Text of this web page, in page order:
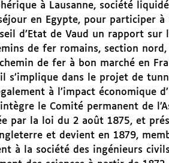
à Lausanne, société
en Egypte, pour participer à
d’Etat de Vaud un rapport sur
de fer romains, section nord,
de fer à bon marché en
s’implique dans le projet de
à l’impact économique
le Comité permanent de
par la loi du 2 août 1875, et
et devient en 1879,
à la société des ingénieurs